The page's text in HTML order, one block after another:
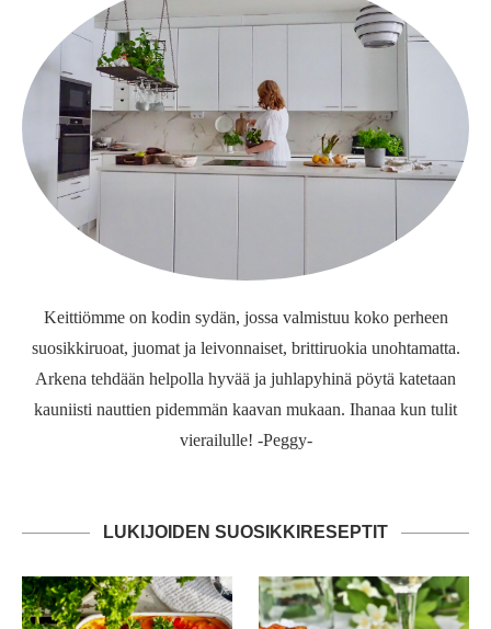
Keittiömme on kodin sydän, jossa valmistuu koko perheen
suosikkiruoat, juomat ja leivonnaiset, brittiruokia unohtamatta.
Arkena tehdään helpolla hyvää ja juhlapyhinä pöytä katetaan
kauniisti nauttien pidemmän kaavan mukaan. Ihanaa kun tulit
vierailulle! -Peggy-
LUKIJOIDEN SUOSIKKIRESEPTIT